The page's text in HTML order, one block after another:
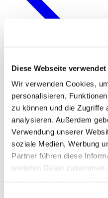
Diese Webseite
Wir verwenden Cookies,
personalisieren,
zu können und die Zugriffe
analysieren. Außerdem
Verwendung unserer
soziale Medien, Werbung
Partner führen diese
weiteren Daten